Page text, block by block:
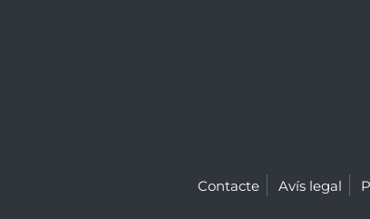
Contacte Avís legal